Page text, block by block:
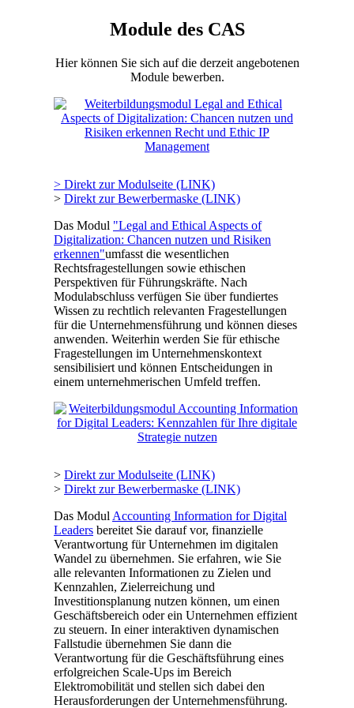
Module des CAS
Hier können Sie sich auf die derzeit angebotenen
Module bewerben.
> Direkt zur Modulseite (LINK)
> Direkt zur Bewerbermaske (LINK)
Das Modul "Legal and Ethical Aspects of
Digitalization: Chancen nutzen und Risiken
erkennen"umfasst die wesentlichen
Rechtsfragestellungen sowie ethischen
Perspektiven für Führungskräfte. Nach
Modulabschluss verfügen Sie über fundiertes
Wissen zu rechtlich relevanten Fragestellungen
für die Unternehmensführung und können dieses
anwenden. Weiterhin werden Sie für ethische
Fragestellungen im Unternehmenskontext
sensibilisiert und können Entscheidungen in
einem unternehmerischen Umfeld treffen.
> Direkt zur Modulseite (LINK)
> Direkt zur Bewerbermaske (LINK)
Das Modul Accounting Information for Digital
Leaders bereitet Sie darauf vor, finanzielle
Verantwortung für Unternehmen im digitalen
Wandel zu übernehmen. Sie erfahren, wie Sie
alle relevanten Informationen zu Zielen und
Kennzahlen, Zielerreichung und
Investitionsplanung nutzen können, um einen
Geschäftsbereich oder ein Unternehmen effizient
zu steuern. In einer interaktiven dynamischen
Fallstudie übernehmen Sie dann die
Verantwortung für die Geschäftsführung eines
erfolgreichen Scale-Ups im Bereich
Elektromobilität und stellen sich dabei den
Herausforderungen der Unternehmensführung.